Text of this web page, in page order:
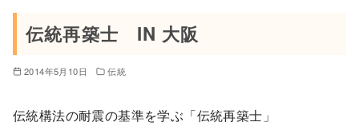
伝統再築士 IN 大阪
2014年5月10日 伝統
伝統構法の耐震の基準を学ぶ「伝統再築士」